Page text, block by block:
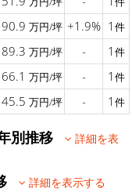
90.9 万円/坪 +1.9% 1 件
89.3 万円/坪 - 1 件
66.1 万円/坪 - 1 件
45.5 万円/坪 - 1 件
年別推移
詳細を表
移 詳細を表示する